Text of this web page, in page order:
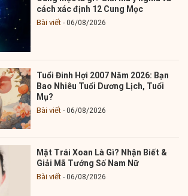
cách xác định 12 Cung Mọc
Bài viết 06/08/2026
Tuổi Đinh Hợi 2007 Năm 2026: Bạn
Bao Nhiêu Tuổi Dương Lịch, Tuổi
Mụ?
Bài viết 06/08/2026
Mặt Trái Xoan Là Gì? Nhận Biết &
Giải Mã Tướng Số Nam Nữ
Bài viết 06/08/2026